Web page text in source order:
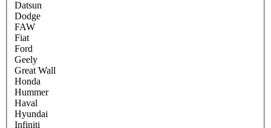
Datsun
Dodge
FAW
Fiat
Ford
Geely
Great Wall
Honda
Hummer
Haval
Hyundai
Infiniti